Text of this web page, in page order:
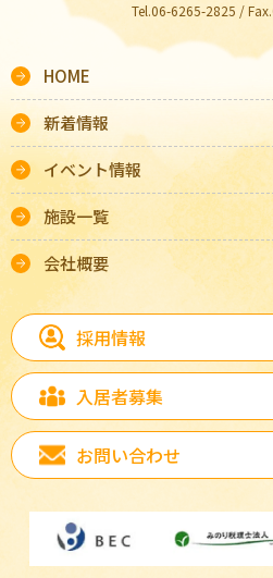
Tel.06-6265-2825 /
HOME
新着情報
イベント情報
施設一覧
会社概要
採用情報
入居者募集
お問い合わせ